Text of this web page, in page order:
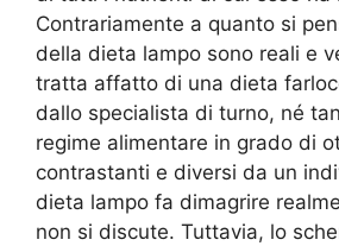
Contrariamente a quanto si
della dieta lampo sono reali e
tratta affatto di una dieta
dallo specialista di turno, né
regime alimentare in grado di
contrastanti e diversi da un
dieta lampo fa dimagrire
non si discute. Tuttavia, lo